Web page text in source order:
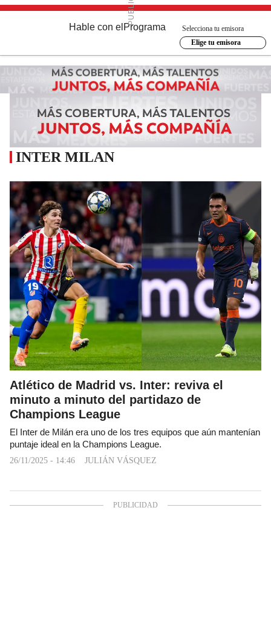
Hable con el Programa
Selecciona tu emisora
Elige tu emisora
INTER MILAN
Atlético de Madrid vs. Inter: reviva el
minuto a minuto del partidazo de
Champions League
El Inter de Milán era uno de los tres equipos que aún mantenían
puntaje ideal en la Champions League.
26/11/2025 - 14:46 JULIÁN VÁSQUEZ